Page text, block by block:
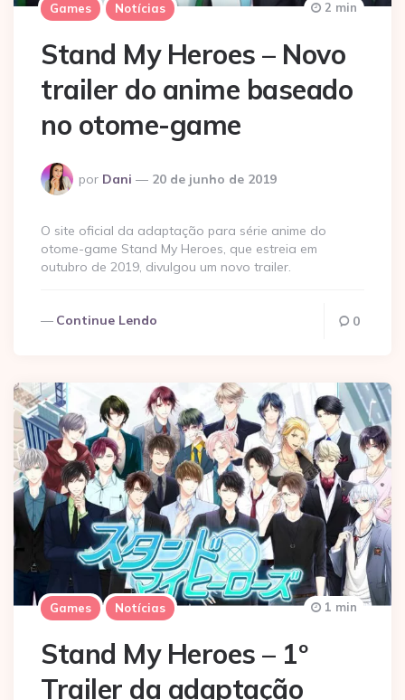
Games Notícias
Stand My Heroes – Novo
trailer do anime baseado
no otome-game
Postado
por
por Dani 20 de junho de 2019
2 min
O site oficial da adaptação para série anime do
otome-game Stand My Heroes, que estreia em
outubro de 2019, divulgou um novo trailer.
Continue Lendo 0
Games Notícias
Stand My Heroes – 1º
Trailer da adaptação
1 min